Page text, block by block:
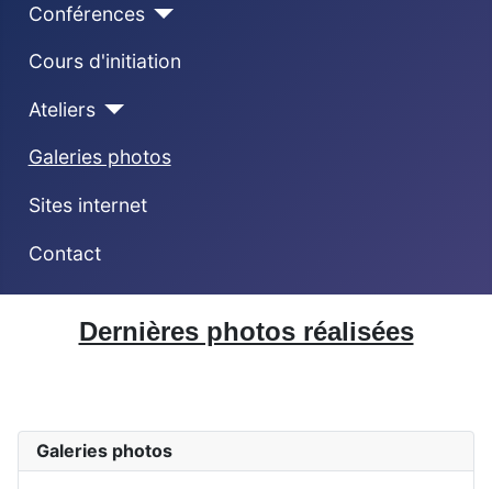
Conférences
Cours d'initiation
Ateliers
Galeries photos
Sites internet
Contact
Dernières photos réalisées
Galeries photos